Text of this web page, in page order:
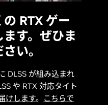
RTX ゲー
す。ぜひま
い。
DLSS が組み込まれ
や RTX 対応タイト
けします。 こちらで